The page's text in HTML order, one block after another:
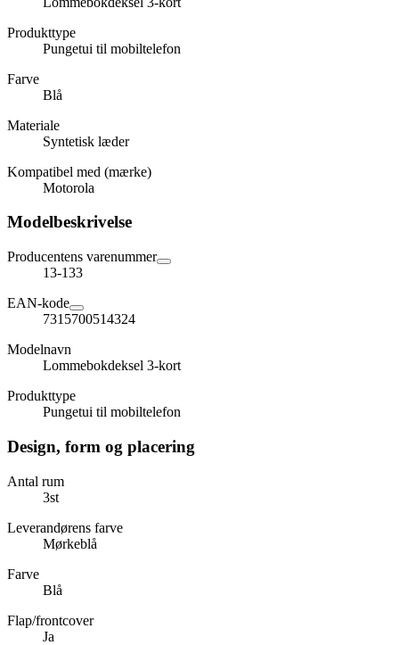
Produkttype
Pungetui til mobiltelefon
Farve
Blå
Materiale
Syntetisk læder
Kompatibel med (mærke)
Motorola
Modelbeskrivelse
Producentens varenummer
13-133
EAN-kode
7315700514324
Modelnavn
Lommebokdeksel 3-kort
Produkttype
Pungetui til mobiltelefon
Design, form og placering
Antal rum
3st
Leverandørens farve
Mørkeblå
Farve
Blå
Flap/frontcover
Ja